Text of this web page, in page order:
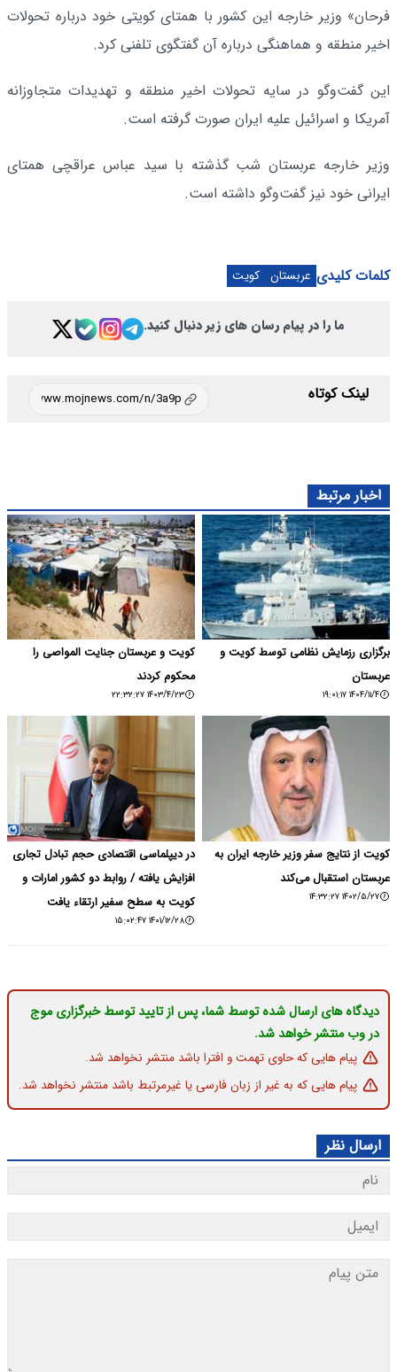
فرحان» وزیر خارجه این کشور با همتای کویتی خود درباره تحولات
اخیر منطقه و هماهنگی درباره آن گفتگوی تلفنی کرد.
این گفت‌وگو در سایه تحولات اخیر منطقه و تهدیدات متجاوزانه
آمریکا و اسرائیل علیه ایران صورت گرفته است.
وزیر خارجه عربستان شب گذشته با سید عباس عراقچی همتای
ایرانی خود نیز گفت‌وگو داشته است.
کلمات کلیدی عربستان کویت
ما را در پیام رسان های زیر دنبال کنید.
لینک کوتاه
اخبار مرتبط
برگزاری رزمایش نظامی توسط کویت و
عربستان
۱۴۰۴/۱۱/۴ ۱۹:۰۱:۱۷
کویت و عربستان جنایت المواصی را
محکوم کردند
۱۴۰۳/۴/۲۳ ۲۲:۳۲:۲۷
کویت از نتایج سفر وزیر خارجه ایران به
عربستان استقبال می‌کند
۱۴۰۲/۵/۲۷ ۱۴:۳۲:۲۷
در دیپلماسی اقتصادی حجم تبادل تجاری
افزایش یافته / روابط دو کشور امارات و
کویت به سطح سفیر ارتقاء یافت
۱۴۰۱/۱۲/۲۸ ۱۵:۰۲:۴۷
دیدگاه های ارسال شده توسط شما، پس از تایید توسط خبرگزاری موج
در وب منتشر خواهد شد.
پیام هایی که حاوی تهمت و افترا باشد منتشر نخواهد شد.
پیام هایی که به غیر از زبان فارسی یا غیرمرتبط باشد منتشر نخواهد شد.
ارسال نظر